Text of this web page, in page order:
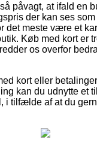
påvagt, at ifald en
der kan ses
det meste være et
Køb med kort er
os overfor
kort eller
kan du udnytte et
i tilfælde af at du